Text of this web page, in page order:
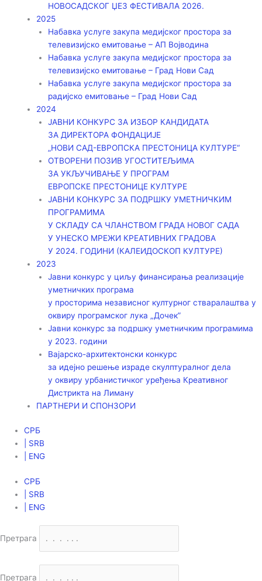
НОВОСАДСКОГ ЏЕЗ ФЕСТИВАЛА 2026.
2025
Набавка услуге закупа медијског простора за
телевизијско емитовање – АП Војводинa
Набавка услуге закупа медијског простора за
телевизијско емитовање – Град Нови Сад
Набавка услуге закупа медијског простора за
радијско емитовање – Град Нови Сад
2024
ЈАВНИ КОНКУРС ЗА ИЗБОР КАНДИДАТА
ЗА ДИРЕКТОРА ФОНДАЦИЈЕ
„НОВИ САД-ЕВРОПСКА ПРЕСТОНИЦА КУЛТУРЕ“
ОТВОРЕНИ ПОЗИВ УГОСТИТЕЉИМА
ЗА УКЉУЧИВАЊЕ У ПРОГРАМ
ЕВРОПСКЕ ПРЕСТОНИЦЕ КУЛТУРЕ
ЈАВНИ КОНКУРС ЗА ПОДРШКУ УМЕТНИЧКИМ
ПРОГРАМИМА
У СКЛАДУ СА ЧЛАНСТВОМ ГРАДА НОВОГ САДА
У УНЕСКО МРЕЖИ КРЕАТИВНИХ ГРАДОВА
У 2024. ГОДИНИ (КАЛЕИДОСКОП КУЛТУРЕ)
2023
Јавни конкурс у циљу финансирања реализације
уметничких програма
у просторима независног културног стваралаштва у
оквиру програмског лука „Дочек”
Јавни конкурс за подршку уметничким програмима
у 2023. години
Вајарско-архитектонски конкурс
за идејно решење израде скулптуралног дела
у оквиру урбанистичког уређења Креативног
Дистрикта на Лиману
ПАРТНЕРИ И СПОНЗОРИ
СРБ
| SRB
| ENG
СРБ
| SRB
| ENG
Претрага
Претрага